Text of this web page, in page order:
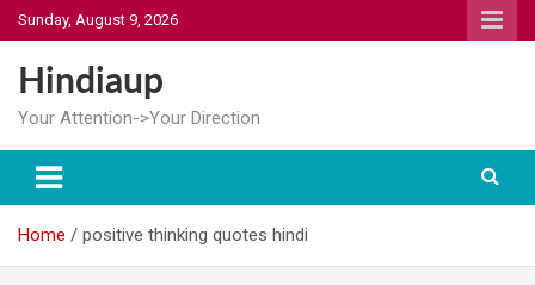
Skip
to
content
Sunday, August 9, 2026
Hindiaup
Your Attention->Your Direction
Home positive thinking quotes hindi